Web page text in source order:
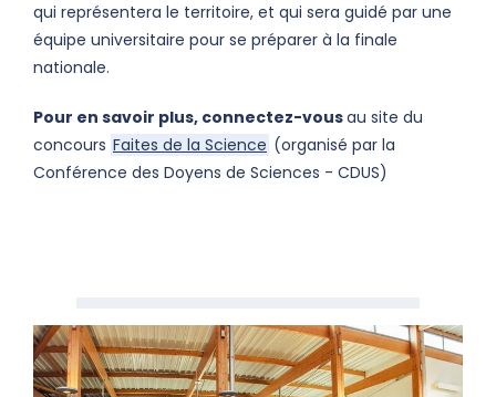
qui représentera le territoire, et qui sera guidé par une
équipe universitaire pour se préparer à la finale
nationale.
Pour en savoir plus, connectez-vousau site du
concours Faites de la Science (organisé par la
Conférence des Doyens de Sciences - CDUS)